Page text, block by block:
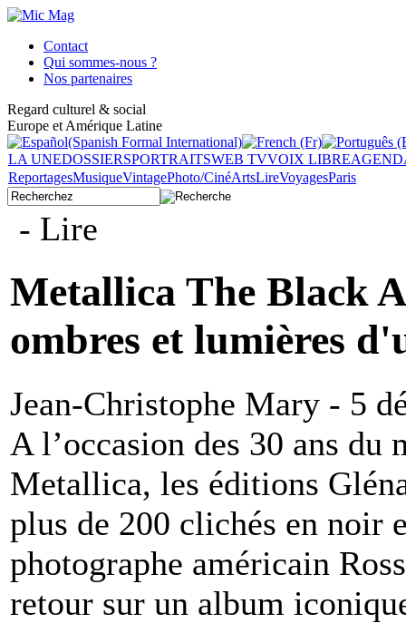
Contact
Qui sommes-nous ?
Nos partenaires
Regard culturel & social
Europe et Amérique Latine
LA UNEDOSSIERSPORTRAITSWEB TVVOIX LIBRE
ReportagesMusiqueVintagePhoto/CinéArtsLireVoyagesParis
- Lire
Metallica The Black
ombres et lumières
Jean-Christophe Mary - 5
A l’occasion des 30 ans
Metallica, les éditions
plus de 200 clichés en noir
photographe américain
retour sur un album